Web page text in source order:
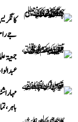
جے
جمعیۃ
عبد
باہر،